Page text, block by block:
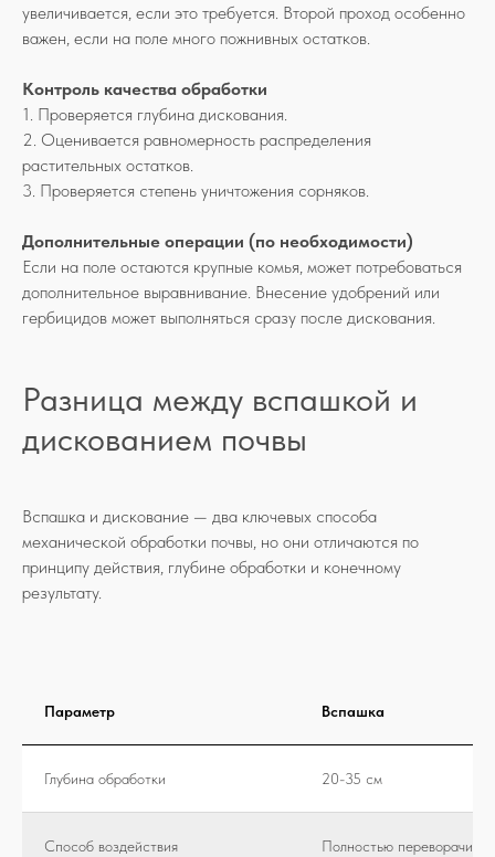
увеличивается, если это требуется. Второй проход особенно
важен, если на поле много пожнивных остатков.
Контроль качества обработки
1. Проверяется глубина дискования.
2. Оценивается равномерность распределения
растительных остатков.
3. Проверяется степень уничтожения сорняков.
Дополнительные операции (по необходимости)
Если на поле остаются крупные комья, может потребоваться
дополнительное выравнивание. Внесение удобрений или
гербицидов может выполняться сразу после дискования.
Разница между вспашкой и
дискованием почвы
Вспашка и дискование — два ключевых способа
механической обработки почвы, но они отличаются по
принципу действия, глубине обработки и конечному
результату.
Параметр Вспашка
Глубина обработки 20-35 см
Способ воздействия
Полностью